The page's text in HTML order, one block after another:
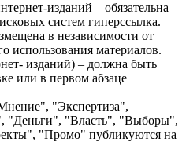
изданий – обязательна
систем гиперссылка.
в независимости от
использования материалов.
изданий) – должна быть
или в первом абзаце
"Экспертиза",
"Деньги", "Власть", "Выборы",
"Промо" публикуются на